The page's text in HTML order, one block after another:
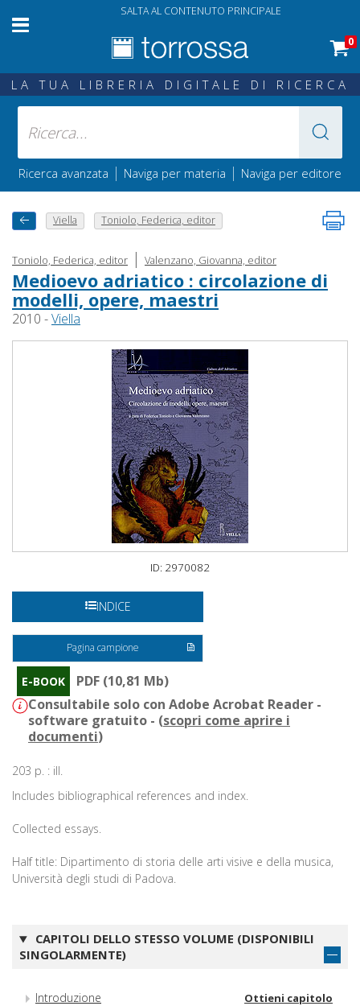
SALTA AL CONTENUTO PRINCIPALE
0
LA TUA LIBRERIA DIGITALE DI RICERCA
Ricerca avanzata | Naviga per materia | Naviga per editore
Viella Toniolo, Federica, editor
Toniolo, Federica, editor | Valenzano, Giovanna, editor
Medioevo adriatico : circolazione di
modelli, opere, maestri
2010 -Viella
ID: 2970082
INDICE
Pagina campione
E-BOOK
PDF (10,81 Mb)
Consultabile solo con Adobe Acrobat Reader -
software gratuito - (scopri come aprire i
documenti)
203 p. : ill.
Includes bibliographical references and index.
Collected essays.
Half title: Dipartimento di storia delle arti visive e della musica,
Università degli studi di Padova.
CAPITOLI DELLO STESSO VOLUME (DISPONIBILI
SINGOLARMENTE)
Introduzione Ottieni capitolo